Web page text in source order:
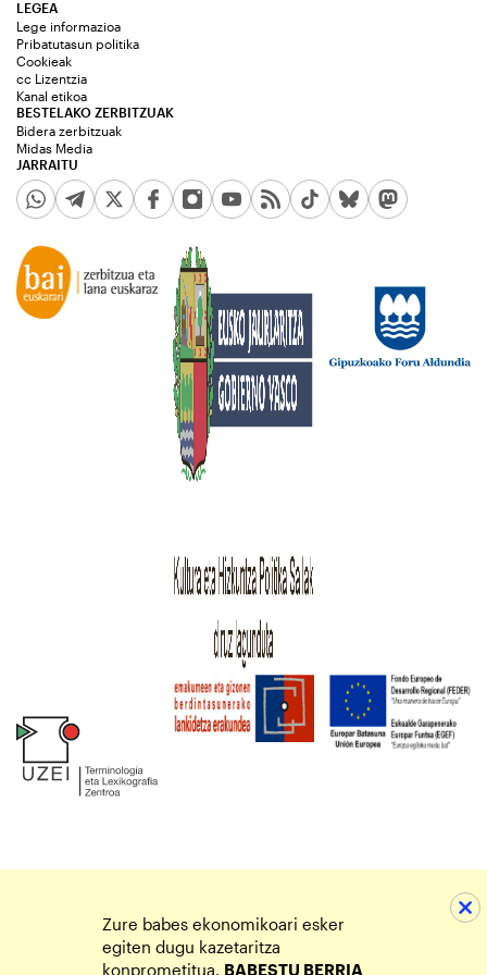
JARRAITU
LEGEA
Lege informazioa
Pribatutasun politika
Cookieak
cc Lizentzia
Kanal etikoa
BESTELAKO ZERBITZUAK
Bidera zerbitzuak
Midas Media
Zure babes ekonomikoari esker
egiten dugu kazetaritza
konprometitua. BABESTU BERRIA